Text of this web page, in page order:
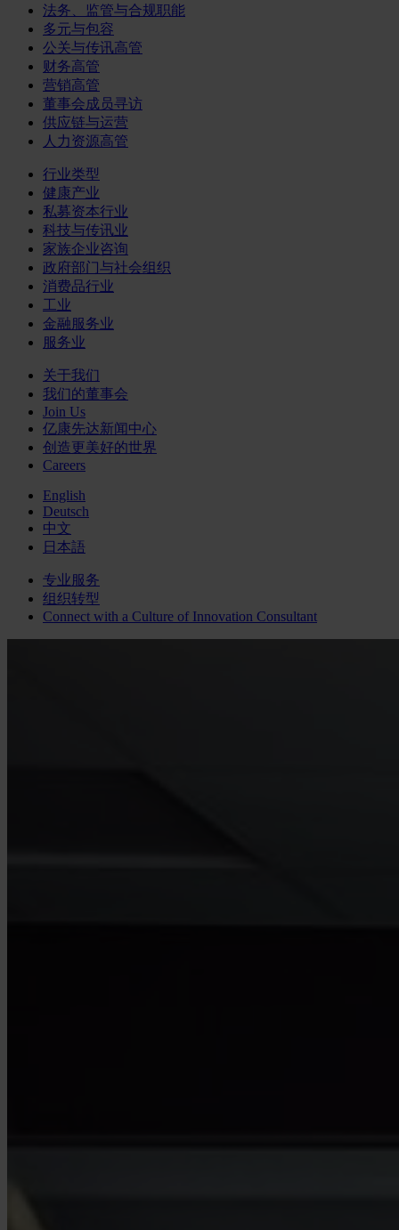
法务、监管与合规职能
多元与包容
公关与传讯高管
财务高管
营销高管
董事会成员寻访
供应链与运营
人力资源高管
行业类型
健康产业
私募资本行业
科技与传讯业
家族企业咨询
政府部门与社会组织
消费品行业
工业
金融服务业
服务业
关于我们
我们的董事会
Join Us
亿康先达新闻中心
创造更美好的世界
Careers
English
Deutsch
中文
日本語
专业服务
组织转型
Connect with a Culture of Innovation Consultant